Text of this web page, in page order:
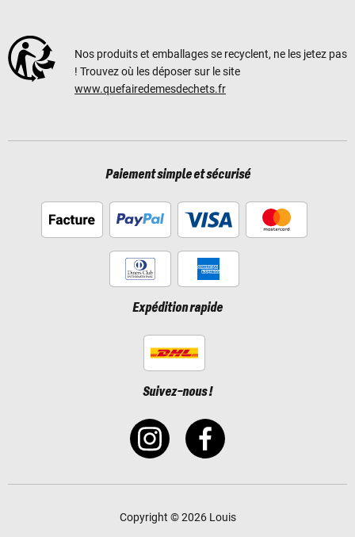
Nos produits et emballages se recyclent, ne les jetez pas
! Trouvez où les déposer sur le site
www.quefairedemesdechets.fr
Paiement simple et sécurisé
Expédition rapide
Suivez-nous !
Copyright © 2026 Louis